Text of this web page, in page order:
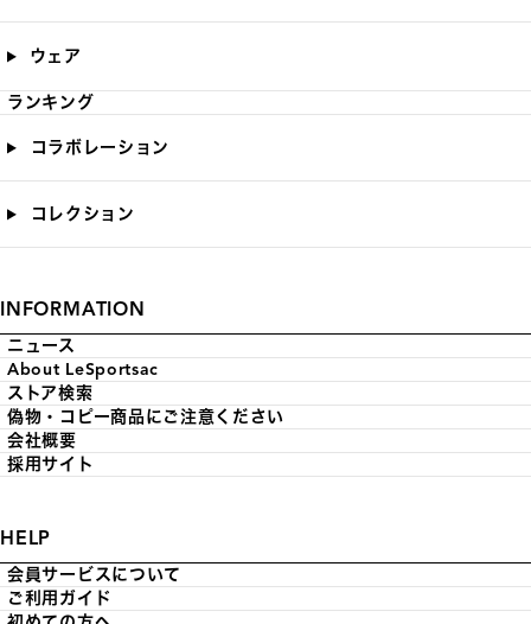
ウェア
ランキング
コラボレーション
コレクション
INFORMATION
ニュース
About LeSportsac
ストア検索
偽物・コピー商品にご注意ください
会社概要
採用サイト
HELP
会員サービスについて
ご利用ガイド